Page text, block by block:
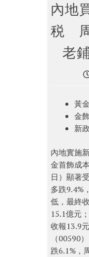
內地
税
老
黃
金
新
內地實施
金首飾成
日）顯著
多跌9.4%
低，最終
15.1億元
收報13.9
（00590
跌6.1%，